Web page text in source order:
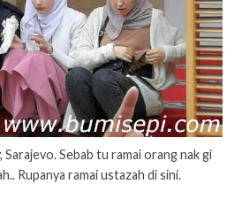
Sarajevo. Sebab tu ramai orang nak gi
Rupanya ramai ustazah di sini.